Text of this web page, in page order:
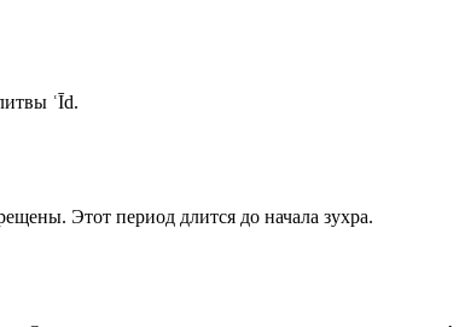
ʿĪd.
Этот период длится до начала зухра.